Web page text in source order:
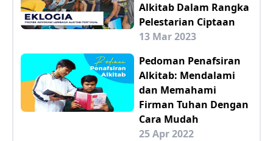
Alkitab Dalam Rangka
Pelestarian Ciptaan
13 Mar 2023
Pedoman Penafsiran
Alkitab: Mendalami
dan Memahami
Firman Tuhan Dengan
Cara Mudah
25 Apr 2022